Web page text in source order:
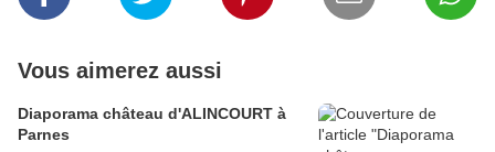
Vous aimerez aussi
Diaporama château d'ALINCOURT à
Parnes